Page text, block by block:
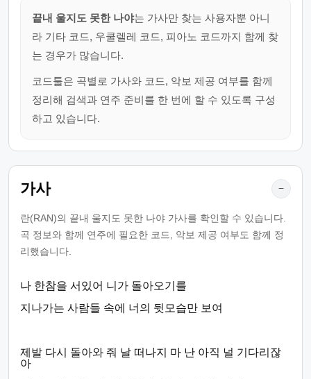
끝내 울지도 못한 나야는 가사만 찾는 사용자뿐 아니
라 기타 코드, 우쿨렐레 코드, 피아노 코드까지 함께 찾
는 경우가 많습니다.
코드툴은 곡별로 가사와 코드, 악보 제공 여부를 함께
정리해 검색과 연주 준비를 한 번에 할 수 있도록 구성
하고 있습니다.
가사 −
란(RAN)의 끝내 울지도 못한 나야 가사를 확인할 수 있습니다.
곡 정보와 함께 연주에 필요한 코드, 악보 제공 여부도 함께 정
리했습니다.
나 한참을 서있어 니가 돌아오기를
지나가는 사람들 속에 너의 뒷모습만 보여
제발 다시 돌아와 줘 날 떠나지 마 난 아직 널 기다리잖
아